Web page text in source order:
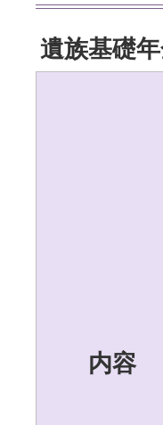
遺族基礎
内容